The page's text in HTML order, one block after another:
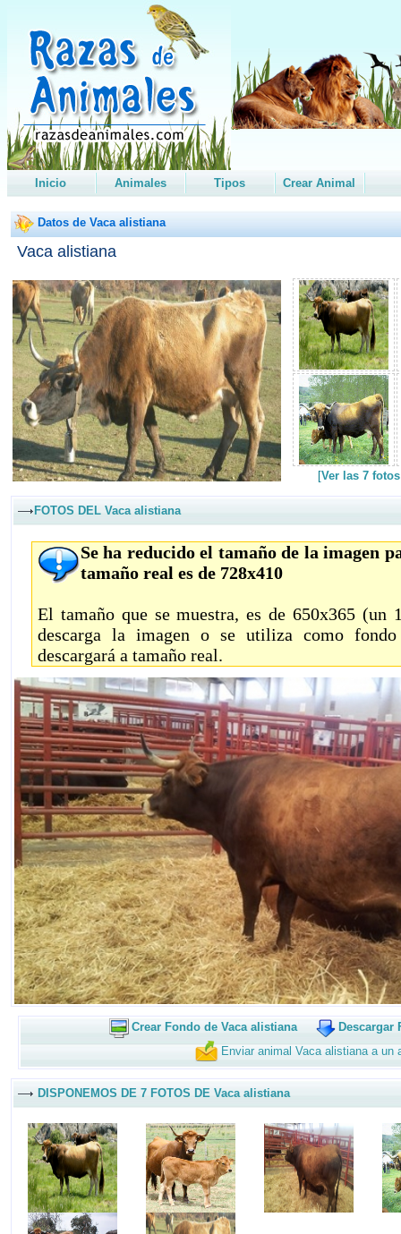
Inicio Animales Tipos Crear Animal
Datos de Vaca alistiana
Vaca alistiana
[Ver las 7
FOTOS DEL Vaca alistiana
Se ha reducido el tamaño de la imagen
tamaño real es de 728x410
El tamaño que se muestra, es de 650x365 (un
descarga la imagen o se utiliza como
descargará a tamaño real.
Crear Fondo de Vaca alistiana
Descargar
Enviar animal Vaca alistiana a un
DISPONEMOS DE 7 FOTOS DE Vaca alistiana